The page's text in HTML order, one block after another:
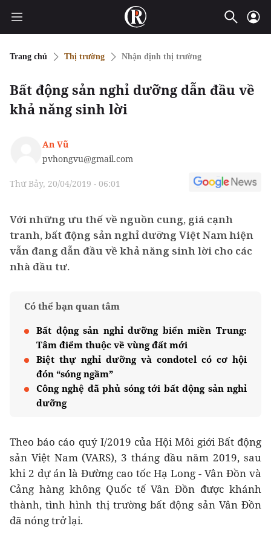
Trang chủ Thị trường Nhận định thị trường
Bất động sản nghỉ dưỡng dẫn đầu về
khả năng sinh lời
An Vũ
pvhongvu@gmail.com
Thứ Bảy, 20/04/2019 - 06:01
Với những ưu thế về nguồn cung, giá cạnh
tranh, bất động sản nghỉ dưỡng Việt Nam hiện
vẫn đang dẫn đầu về khả năng sinh lời cho các
nhà đầu tư.
Có thể bạn quan tâm
Bất động sản nghỉ dưỡng biển miền Trung:
Tâm điểm thuộc về vùng đất mới
Biệt thự nghỉ dưỡng và condotel có cơ hội
đón “sóng ngầm”
Công nghệ đã phủ sóng tới bất động sản nghỉ
dưỡng
Theo báo cáo quý I/2019 của Hội Môi giới Bất động
sản Việt Nam (VARS), 3 tháng đầu năm 2019, sau
khi 2 dự án là Đường cao tốc Hạ Long - Vân Đồn và
Cảng hàng không Quốc tế Vân Đồn được khánh
thành, tình hình thị trường bất động sản Vân Đồn
đã nóng trở lại.